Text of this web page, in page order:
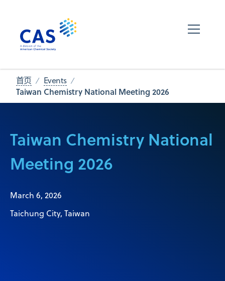
首页 Events
Taiwan Chemistry National Meeting 2026
Taiwan Chemistry National
Meeting 2026
March 6, 2026
Taichung City, Taiwan